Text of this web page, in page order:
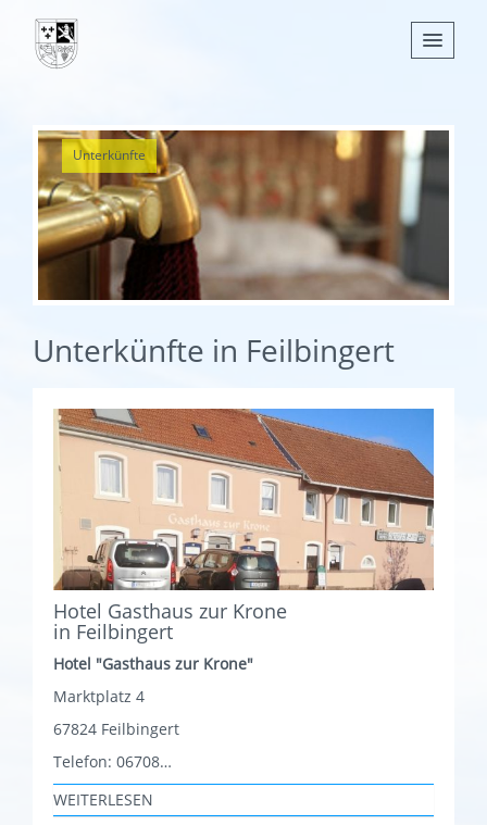
Nachrichten
Leben
Verwaltung
Tourismus
Gemeinden
Unterkünfte
Unterkünfte in Feilbingert
Hotel Gasthaus zur Krone
in Feilbingert
Hotel "Gasthaus zur Krone"
Marktplatz 4
67824 Feilbingert
Telefon: 06708…
WEITERLESEN